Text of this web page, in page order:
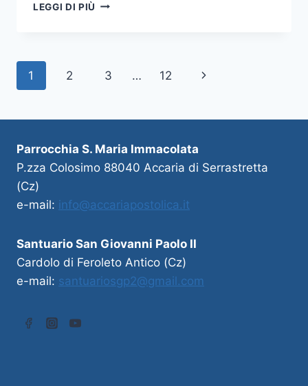
LEGGI DI PIÙ
1 2 3 … 12
Parrocchia S. Maria Immacolata
P.zza Colosimo 88040 Accaria di Serrastretta
(Cz)
e-mail: info@accariapostolica.it
Santuario San Giovanni Paolo II
Cardolo di Feroleto Antico (Cz)
e-mail: santuariosgp2@gmail.com